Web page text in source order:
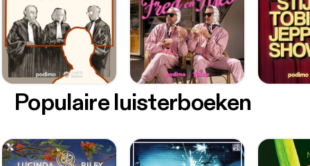
Populaire luisterboeken